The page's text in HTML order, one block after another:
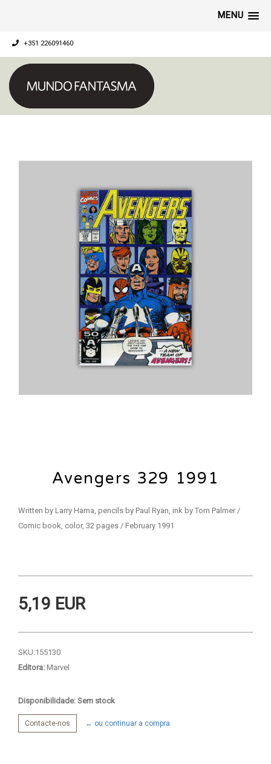
MENU
+351 226091460
Avengers 329 1991
Written by Larry Hama, pencils by Paul Ryan, ink by Tom Palmer /
Comic book, color, 32 pages / February 1991
5,19 EUR
SKU:155130
Editora: Marvel
Disponibilidade: Sem stock
Contacte-nos ← ou continuar a compra